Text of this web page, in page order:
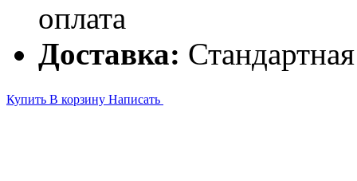
оплата
Доставка:
Купить В корзину Написать